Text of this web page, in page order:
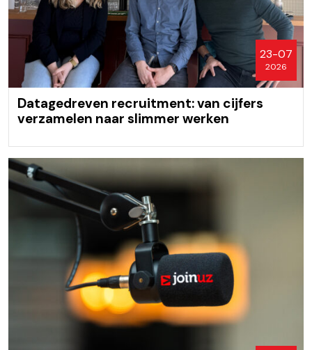
23-07
2026
Datagedreven recruitment: van cijfers
verzamelen naar slimmer werken